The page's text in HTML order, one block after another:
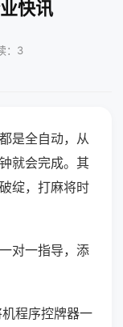
快讯
：3
是全自动，从
就会完成。其
绽，打麻将时
对一指导，添
程序控牌器一